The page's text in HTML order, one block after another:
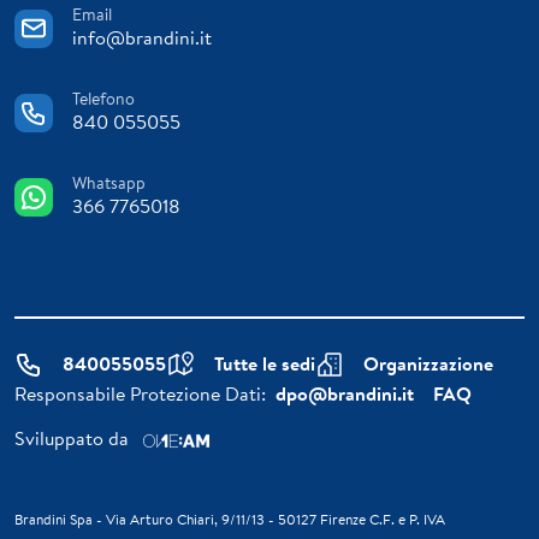
Email
info@brandini.it
Telefono
840 055055
Whatsapp
366 7765018
840055055 Tutte le sedi
Organizzazione
Responsabile Protezione Dati: dpo@brandini.it
FAQ
Sviluppato da
Brandini Spa - Via Arturo Chiari, 9/11/13 - 50127 Firenze C.F. e P. IVA